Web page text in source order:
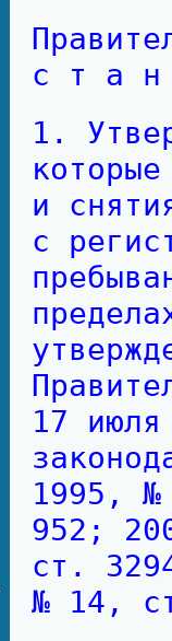
с т а
1.
и
с
17
1995,
952;
ст.
№ 14,